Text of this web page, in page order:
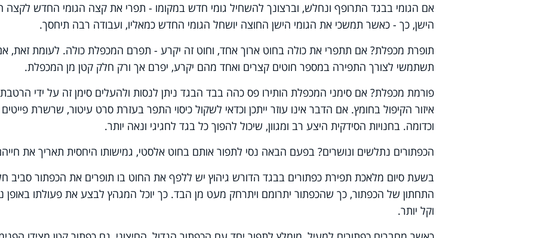
אם הגומי בבגד התרופף ונחלש, וברצונך להשחיל גומי חדש במקומו - תפרי את קצה הגומי החדש לקצה
הישן, כך - כאשר תמשכי את הגומי הישן החוצה יושחל הגומי החדש כמאליו, ועבודה רבה תיחסך.
תופרת מכפלת? אם תתפרי את כולה בחוט ארוך אחד, וחוט זה יקרע - תפרם המכפלת כולה. לעומת זאת,
תשתמשי לצורך התפירה במספר חוטים קצרים ואחד מהם יקרע, יפרם אך ורק חלק קטן מן המכפלת.
פורמת מכפלת? אם סימני המכפלת הותירו פס כהה בבד הבגד ניתן לנסות ולהעלים סימן זה על ידי הרטבת
איזור הקיפול בחומץ. אם הדבר אינו עוזר ייתכן וכדאי לשקול כיסוי התפר בעזרת סרט עיטור, שרשרת פייטים
וכדומה. בחנויות הסידקית היצע רב ומגוון, שיכול להפוך כל בגד לחגיגי ונאה יותר.
הכפתורים נתלשים ונושרים? בפעם הבאה נסי לתפור אותם בחוט אלסטי, גמישותו היחסית תאריך את
בשעת סיום מלאכת תפירת כפתורים בבגד הדורש גיהוץ יש ללפף את החוט בו תופרים את הכפתור סביב
התחתון של הכפתור, כך שהכפתור יתרומם ויתרחק מעט מן הבד. כך יוכל המגהץ לבצע את פעולתו באופן
וקל יותר.